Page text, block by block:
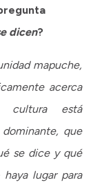
dicen?
mapuche,
acerca
está
que
se dice y qué
lugar para